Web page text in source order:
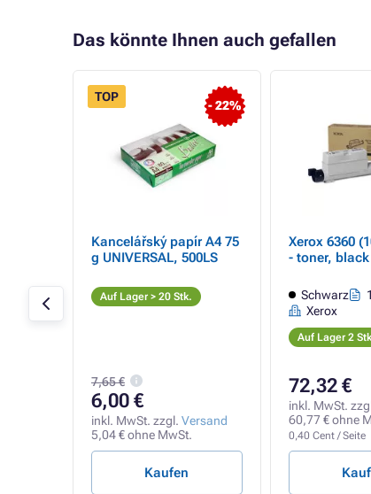
Das könnte Ihnen auch gefallen
- 22%
TOP
Kancelářský papír A4 75
g UNIVERSAL, 500LS
Auf Lager > 20 Stk.
7,65 €
6,00 €
inkl. MwSt. zzgl. Versand
5,04 € ohne MwSt.
Kaufen
Xerox 6360
- toner,
Schwarz
Xerox
Auf Lager 2
72,32 €
inkl. MwSt.
60,77 € ohne
0,40 Cent / Seite